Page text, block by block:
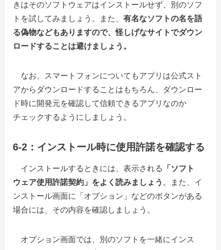
きはそのソフトウェアはインストールせず、別のソフ
トを試してみましょう。また、 有名なソフトの名を語
る偽物などもありますので、怪しげなサイトでダウン
ロードすることは避けましょう。
なお、スマートフォンについてもアプリは公式スト
アからダウンロードすることはもちろん、ダウンロー
ド時に開発元を確認して信頼できるアプリなのか
チェックするようにしましょう。
6-2：インストール時に使用許諾を確認する
インストールするときには、表示される
「ソフト
ウェア使用許諾契約」をよく読みましょう 。また、イ
ンストール画面に「オプション」などのボタンがある
場合には、その内容を確認しましょう。
オプション画面では、別のソフトを一緒にインス